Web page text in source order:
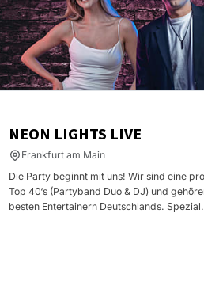
NEON LIGHTS LIVE
Frankfurt am Main
Die Party beginnt mit uns! Wir sind eine
Top 40‘s (Partyband Duo & DJ) und
besten Entertainern Deutschlands.